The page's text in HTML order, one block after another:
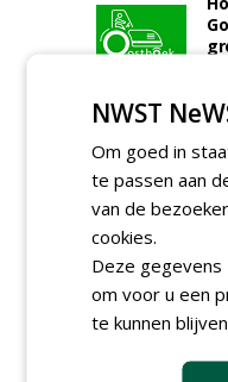
09-
06-
NWST
Om goed in
te passen aan
van de
cookies.
Deze gegevens
om voor u een
te kunnen